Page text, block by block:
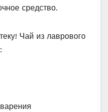
средство.
Чай из лаврового